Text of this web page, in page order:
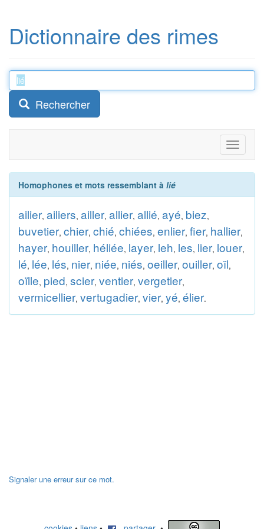
Dictionnaire des rimes
Rechercher
Toggle
Homophones et mots ressemblant à lié
ailier, ailiers, ailler, allier, allié, ayé, biez,
buvetier, chier, chié, chiées, enlier, fier, hallier,
hayer, houiller, héliée, layer, leh, les, lier, louer,
lé, lée, lés, nier, niée, niés, oeiller, ouiller, oïl,
oïlle, pied, scier, ventier, vergetier,
vermicellier, vertugadier, vier, yé, élier.
Signaler une erreur sur ce mot.